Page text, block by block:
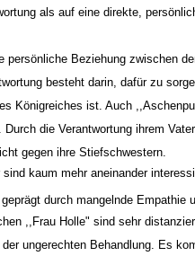
als auf eine direkte,
persönliche Beziehung zwischen
besteht darin, dafür zu
Königreiches ist. Auch
die Verantwortung ihrem
gegen ihre Stiefschwestern.
kaum mehr aneinander
durch mangelnde Empathie
,,Frau Holle" sind sehr
ungerechten Behandlung. Es